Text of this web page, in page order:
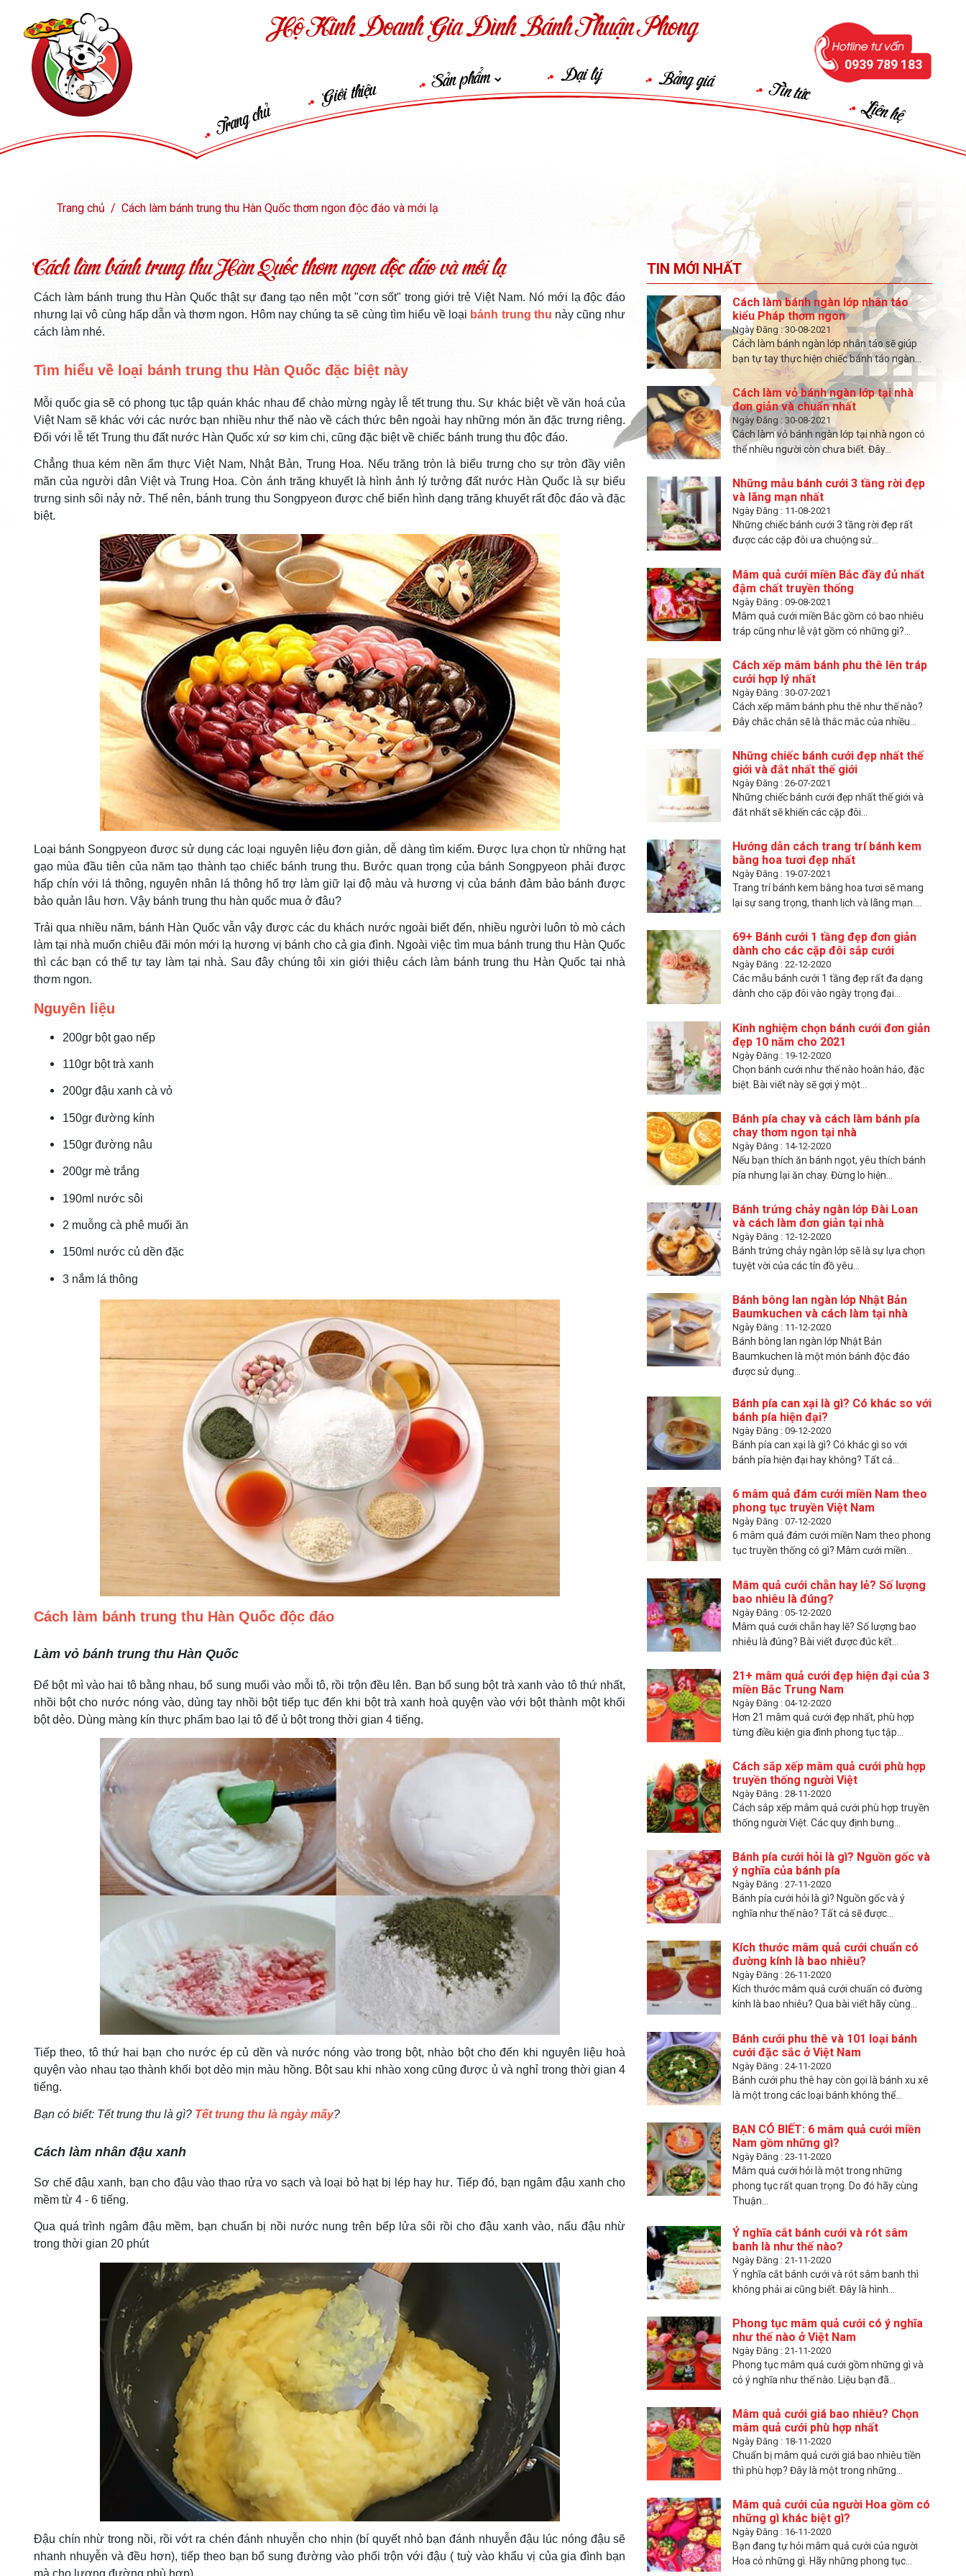
Hộ Kinh Doanh Gia Đình Bánh Thuận Phong
0939 789 183
Trang chủ
Giới thiệu
Sản phẩm Đại lý Bảng giá Tin tức
Liên hệ
Trang chủ Cách làm bánh trung thu Hàn Quốc thơm ngon độc đáo và mới lạ
Cách làm bánh trung thu Hàn Quốc thơm ngon độc đáo và mới lạ
Cách làm bánh trung thu Hàn Quốc thật sự đang tạo nên một "cơn sốt" trong giới trẻ Việt Nam. Nó mới lạ độc đáo
nhưng lại vô cùng hấp dẫn và thơm ngon. Hôm nay chúng ta sẽ cùng tìm hiểu về loại bánh trung thu này cũng như
cách làm nhé.
Tìm hiểu về loại bánh trung thu Hàn Quốc đặc biệt này
Mỗi quốc gia sẽ có phong tục tập quán khác nhau để chào mừng ngày lễ tết trung thu. Sự khác biệt về văn hoá của
Việt Nam sẽ khác với các nước bạn nhiều như thế nào về cách thức bên ngoài hay những món ăn đặc trưng riêng.
Đối với lễ tết Trung thu đất nước Hàn Quốc xứ sơ kim chi, cũng đặc biệt về chiếc bánh trung thu độc đáo.
Chẳng thua kém nền ẩm thực Việt Nam, Nhật Bản, Trung Hoa. Nếu trăng tròn là biểu trưng cho sự tròn đầy viên
mãn của người dân Việt và Trung Hoa. Còn ánh trăng khuyết là hình ảnh lý tưởng đất nước Hàn Quốc là sự biểu
trưng sinh sôi nảy nở. Thế nên, bánh trung thu Songpyeon được chế biến hình dạng trăng khuyết rất độc đáo và đặc
biệt.
Loại bánh Songpyeon được sử dụng các loại nguyên liệu đơn giản, dễ dàng tìm kiếm. Được lựa chọn từ những hạt
gạo mùa đầu tiên của năm tạo thành tạo chiếc bánh trung thu. Bước quan trọng của bánh Songpyeon phải được
hấp chín với lá thông, nguyên nhân lá thông hổ trợ làm giữ lại độ màu và hương vị của bánh đảm bảo bánh được
bảo quản lâu hơn. Vậy bánh trung thu hàn quốc mua ở đâu?
Trải qua nhiều năm, bánh Hàn Quốc vẫn vậy được các du khách nước ngoài biết đến, nhiều người luôn tò mò cách
làm tại nhà muốn chiêu đãi món mới lạ hương vị bánh cho cả gia đình. Ngoài việc tìm mua bánh trung thu Hàn Quốc
thì các bạn có thể tự tay làm tại nhà. Sau đây chúng tôi xin giới thiệu cách làm bánh trung thu Hàn Quốc tại nhà
thơm ngon.
Nguyên liệu
200gr bột gạo nếp
110gr bột trà xanh
200gr đậu xanh cà vỏ
150gr đường kính
150gr đường nâu
200gr mè trắng
190ml nước sôi
2 muỗng cà phê muối ăn
150ml nước củ dền đặc
3 nắm lá thông
Cách làm bánh trung thu Hàn Quốc độc đáo
Làm vỏ bánh trung thu Hàn Quốc
Để bột mì vào hai tô bằng nhau, bổ sung muối vào mỗi tô, rồi trộn đều lên. Bạn bổ sung bột trà xanh vào tô thứ nhất,
nhồi bột cho nước nóng vào, dùng tay nhồi bột tiếp tục đến khi bột trà xanh hoà quyện vào với bột thành một khối
bột dẻo. Dùng màng kín thực phẩm bao lại tô để ủ bột trong thời gian 4 tiếng.
Tiếp theo, tô thứ hai bạn cho nước ép củ dền và nước nóng vào trong bột, nhào bột cho đến khi nguyên liệu hoà
quyện vào nhau tạo thành khối bọt dẻo mịn màu hồng. Bột sau khi nhào xong cũng được ủ và nghỉ trong thời gian 4
tiếng.
Bạn có biết: Tết trung thu là gì? Tết trung thu là ngày mấy?
Cách làm nhân đậu xanh
Sơ chế đậu xanh, bạn cho đậu vào thao rửa vo sạch và loại bỏ hạt bị lép hay hư. Tiếp đó, bạn ngâm đậu xanh cho
mềm từ 4 - 6 tiếng.
Qua quá trình ngâm đậu mềm, bạn chuẩn bị nồi nước nung trên bếp lửa sôi rồi cho đậu xanh vào, nấu đậu nhừ
trong thời gian 20 phút
Đậu chín nhừ trong nồi, rồi vớt ra chén đánh nhuyễn cho nhịn (bí quyết nhỏ bạn đánh nhuyễn đậu lúc nóng đậu sẽ
nhanh nhuyễn và đều hơn), tiếp theo bạn bổ sung đường vào phối trộn với đậu ( tuỳ vào khẩu vị của gia đình bạn
mà cho lượng đường phù hợp).
TIN MỚI NHẤT
Cách làm bánh ngàn lớp nhân táo
kiểu Pháp thơm ngon
Ngày Đăng : 30-08-2021
Cách làm bánh ngàn lớp nhân táo sẽ giúp
bạn tự tay thực hiện chiếc bánh táo ngàn...
Cách làm vỏ bánh ngàn lớp tại nhà
đơn giản và chuẩn nhất
Ngày Đăng : 30-08-2021
Cách làm vỏ bánh ngàn lớp tại nhà ngon có
thể nhiều người còn chưa biết. Đây...
Những mẫu bánh cưới 3 tầng rời đẹp
và lãng mạn nhất
Ngày Đăng : 11-08-2021
Những chiếc bánh cưới 3 tầng rời đẹp rất
được các cặp đôi ưa chuộng sử...
Mâm quả cưới miền Bắc đầy đủ nhất
đậm chất truyền thống
Ngày Đăng : 09-08-2021
Mâm quả cưới miền Bắc gồm có bao nhiêu
tráp cũng như lễ vật gồm có những gì?...
Cách xếp mâm bánh phu thê lên tráp
cưới hợp lý nhất
Ngày Đăng : 30-07-2021
Cách xếp mâm bánh phu thê như thế nào?
Đây chắc chắn sẽ là thắc mắc của nhiều...
Những chiếc bánh cưới đẹp nhất thế
giới và đắt nhất thế giới
Ngày Đăng : 26-07-2021
Những chiếc bánh cưới đẹp nhất thế giới và
đắt nhất sẽ khiến các cặp đôi...
Hướng dẫn cách trang trí bánh kem
bằng hoa tươi đẹp nhất
Ngày Đăng : 19-07-2021
Trang trí bánh kem bằng hoa tươi sẽ mang
lại sự sang trọng, thanh lịch và lãng mạn....
69+ Bánh cưới 1 tầng đẹp đơn giản
dành cho các cặp đôi sắp cưới
Ngày Đăng : 22-12-2020
Các mẫu bánh cưới 1 tầng đẹp rất đa dạng
dành cho cặp đôi vào ngày trọng đại...
Kinh nghiệm chọn bánh cưới đơn giản
đẹp 10 năm cho 2021
Ngày Đăng : 19-12-2020
Chọn bánh cưới như thế nào hoàn hảo, đặc
biệt. Bài viết này sẽ gợi ý một...
Bánh pía chay và cách làm bánh pía
chay thơm ngon tại nhà
Ngày Đăng : 14-12-2020
Nếu bạn thích ăn bánh ngọt, yêu thích bánh
pía nhưng lại ăn chay. Đừng lo hiện...
Bánh trứng chảy ngàn lớp Đài Loan
và cách làm đơn giản tại nhà
Ngày Đăng : 12-12-2020
Bánh trứng chảy ngàn lớp sẽ là sự lựa chọn
tuyệt vời của các tín đồ yêu...
Bánh bông lan ngàn lớp Nhật Bản
Baumkuchen và cách làm tại nhà
Ngày Đăng : 11-12-2020
Bánh bông lan ngàn lớp Nhật Bản
Baumkuchen là một món bánh độc đáo
được sử dụng...
Bánh pía can xại là gì? Có khác so với
bánh pía hiện đại?
Ngày Đăng : 09-12-2020
Bánh pía can xại là gì? Có khác gì so với
bánh pía hiện đại hay không? Tất cả...
6 mâm quả đám cưới miền Nam theo
phong tục truyền Việt Nam
Ngày Đăng : 07-12-2020
6 mâm quả đám cưới miền Nam theo phong
tục truyền thống có gì? Mâm cưới miền...
Mâm quả cưới chẵn hay lẻ? Số lượng
bao nhiêu là đúng?
Ngày Đăng : 05-12-2020
Mâm quả cưới chẵn hay lẽ? Số lượng bao
nhiêu là đúng? Bài viết được đúc kết...
21+ mâm quả cưới đẹp hiện đại của 3
miền Bắc Trung Nam
Ngày Đăng : 04-12-2020
Hơn 21 mâm quả cưới đẹp nhất, phù hợp
từng điều kiện gia đình phong tục tập...
Cách sắp xếp mâm quả cưới phù hợp
truyền thống người Việt
Ngày Đăng : 28-11-2020
Cách sắp xếp mâm quả cưới phù hợp truyền
thống người Việt. Các quy định bưng...
Bánh pía cưới hỏi là gì? Nguồn gốc và
ý nghĩa của bánh pía
Ngày Đăng : 27-11-2020
Bánh pía cưới hỏi là gì? Nguồn gốc và ý
nghĩa như thế nào? Tất cả sẽ được...
Kích thước mâm quả cưới chuẩn có
đường kính là bao nhiêu?
Ngày Đăng : 26-11-2020
Kích thước mâm quả cưới chuẩn có đường
kính là bao nhiêu? Qua bài viết hãy cùng...
Bánh cưới phu thê và 101 loại bánh
cưới đặc sắc ở Việt Nam
Ngày Đăng : 24-11-2020
Bánh cưới phu thê hay còn gọi là bánh xu xê
là một trong các loại bánh không thể...
BẠN CÓ BIẾT: 6 mâm quả cưới miền
Nam gồm những gì?
Ngày Đăng : 23-11-2020
Mâm quả cưới hỏi là một trong những
phong tục rất quan trọng. Do đó hãy cùng
Thuận...
Ý nghĩa cắt bánh cưới và rót sâm
banh là như thế nào?
Ngày Đăng : 21-11-2020
Ý nghĩa cắt bánh cưới và rót sâm banh thì
không phải ai cũng biết. Đây là hình...
Phong tục mâm quả cưới có ý nghĩa
như thế nào ở Việt Nam
Ngày Đăng : 21-11-2020
Phong tục mâm quả cưới gồm những gì và
có ý nghĩa như thế nào. Liệu bạn đã...
Mâm quả cưới giá bao nhiêu? Chọn
mâm quả cưới phù hợp nhất
Ngày Đăng : 18-11-2020
Chuẩn bị mâm quả cưới giá bao nhiêu tiền
thì phù hợp? Đây là một trong những...
Mâm quả cưới của người Hoa gồm có
những gì khác biệt gì?
Ngày Đăng : 16-11-2020
Bạn đang tự hỏi mâm quả cưới của người
Hoa có những gì. Hãy những phong tục...